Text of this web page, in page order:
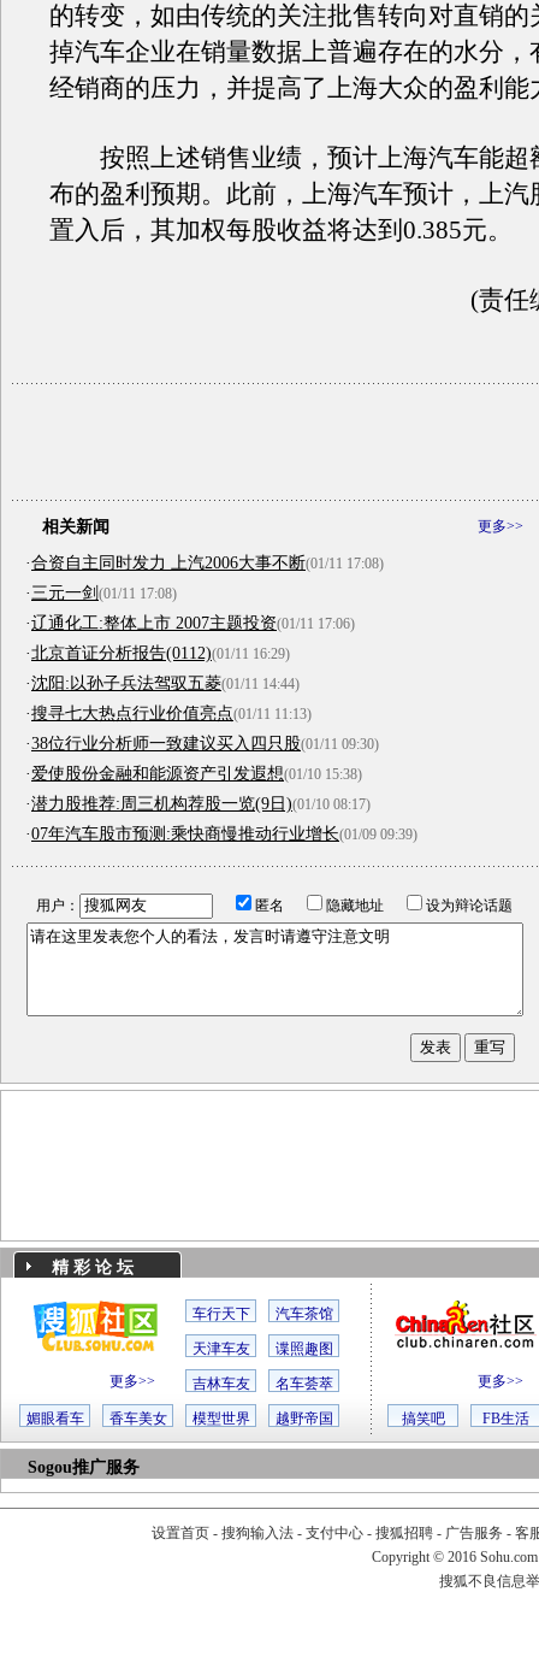
的转变，如由传统的关注批售转向对直销的
掉汽车企业在销量数据上普遍存在的水分，
经销商的压力，并提高了上海大众的盈利能
按照上述销售业绩，预计上海汽车能超
布的盈利预期。此前，上海汽车预计，上汽
置入后，其加权每股收益将达到0.385元。
(责任
更多>>
相关新闻
·合资自主同时发力 上汽2006大事不断(01/11 17:08)
·三元一剑 (01/11 17:08)
·辽通化工:整体上市 2007主题投资(01/11 17:06)
·北京首证分析报告(0112)(01/11 16:29)
·沈阳:以孙子兵法驾驭五菱(01/11 14:44)
·搜寻七大热点行业价值亮点(01/11 11:13)
·38位行业分析师一致建议买入四只股(01/11 09:30)
·爱使股份金融和能源资产引发遐想(01/10 15:38)
·潜力股推荐:周三机构荐股一览(9日)(01/10 08:17)
·07年汽车股市预测:乘快商慢推动行业增长(01/09 09:39)
用户： 匿名 隐藏地址 设为辩论话题
精 彩 论 坛
更多>>
车行天下 汽车茶馆
天津车友 谍照趣图
吉林车友 名车荟萃
媚眼看车 香车美女 模型世界 越野帝国
更多>>
搞笑吧 FB生活
Sogou推广服务
设置首页- 搜狗输入法- 支付中心- 搜狐招聘- 广告服务 - 客
Copyright © 2016
搜狐不良信息